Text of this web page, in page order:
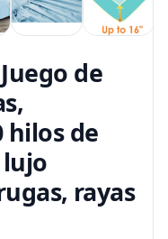
de
hilos de
rayas